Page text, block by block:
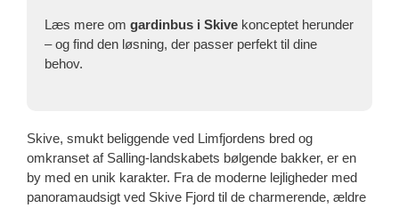
Læs mere om gardinbus i Skive konceptet herunder
– og find den løsning, der passer perfekt til dine
behov.
Skive, smukt beliggende ved Limfjordens bred og
omkranset af Salling-landskabets bølgende bakker, er en
by med en unik karakter. Fra de moderne lejligheder med
panoramaudsigt ved Skive Fjord til de charmerende, ældre